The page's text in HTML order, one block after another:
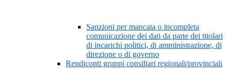
Sanzioni per mancata o incompleta
comunicazione dei dati da parte dei titolari
di incarichi politici, di amministrazione, di
direzione o di governo
Rendiconti gruppi consiliari regionali/provinciali